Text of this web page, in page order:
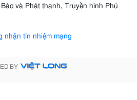
và Phát thanh, Truyền hình Phú
BY